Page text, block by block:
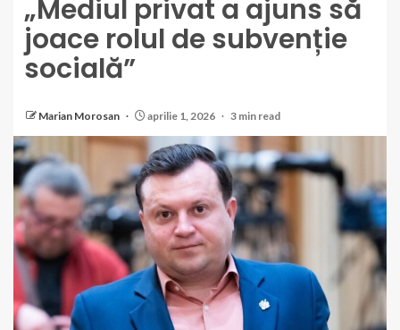
„Mediul privat a ajuns să
joace rolul de subvenție
socială”
Marian Morosan aprilie 1, 2026 3 min read